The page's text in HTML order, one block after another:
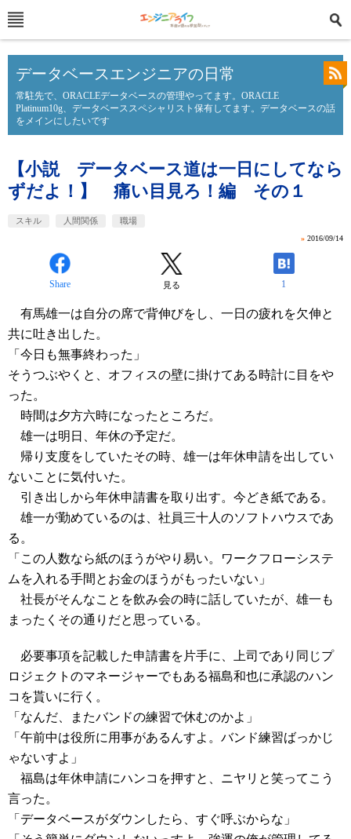
データベースエンジニアの日常
常駐先で、ORACLEデータベースの管理やってます。ORACLE
Platinum10g、データベーススペシャリスト保有してます。データベースの話
をメインにしたいです
【小説 データベース道は一日にしてなら
ずだよ！】 痛い目見ろ！編 その１
スキル 人間関係 職場
» 2016/09/14
Share 見る 1
有馬雄一は自分の席で背伸びをし、一日の疲れを欠伸と
共に吐き出した。
「今日も無事終わった」
そうつぶやくと、オフィスの壁に掛けてある時計に目をや
った。
時間は夕方六時になったところだ。
雄一は明日、年休の予定だ。
帰り支度をしていたその時、雄一は年休申請を出してい
ないことに気付いた。
引き出しから年休申請書を取り出す。今どき紙である。
雄一が勤めているのは、社員三十人のソフトハウスであ
る。
「この人数なら紙のほうがやり易い。ワークフローシステ
ムを入れる手間とお金のほうがもったいない」
社長がそんなことを飲み会の時に話していたが、雄一も
まったくその通りだと思っている。
必要事項を記載した申請書を片手に、上司であり同じプ
ロジェクトのマネージャーでもある福島和也に承認のハン
コを貰いに行く。
「なんだ、またバンドの練習で休むのかよ」
「午前中は役所に用事があるんすよ。バンド練習ばっかじ
ゃないすよ」
福島は年休申請にハンコを押すと、ニヤリと笑ってこう
言った。
「データベースがダウンしたら、すぐ呼ぶからな」